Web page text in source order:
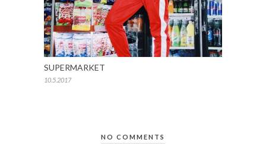
SUPERMARKET
10.5.2017
NO COMMENTS